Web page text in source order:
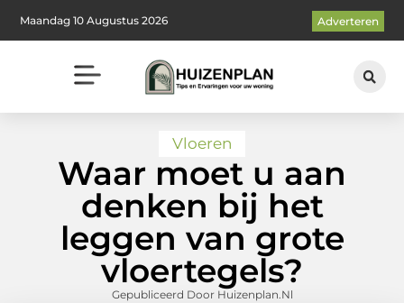
Maandag 10 Augustus 2026 Adverteren
Vloeren
Waar moet u aan
denken bij het
leggen van grote
vloertegels?
Gepubliceerd Door Huizenplan.nl